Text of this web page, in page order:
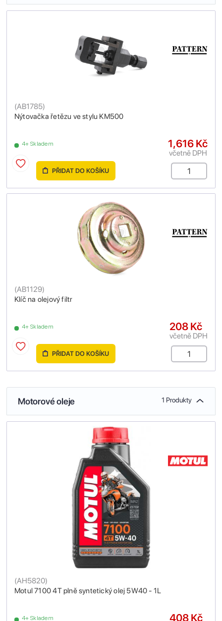
Nýtovačka řetězu ve stylu KM500
(AB1785)
4+ Skladem 1,616 Kč
včetně DPH
PŘIDAT DO KOŠÍKU
Klíč na olejový filtr
(AB1129)
4+ Skladem 208 Kč
včetně DPH
PŘIDAT DO KOŠÍKU
Motorové oleje 1 Produkty
Motul 7100 4T plně syntetický olej 5W40 - 1L
(AH5820)
4+ Skladem 408 Kč